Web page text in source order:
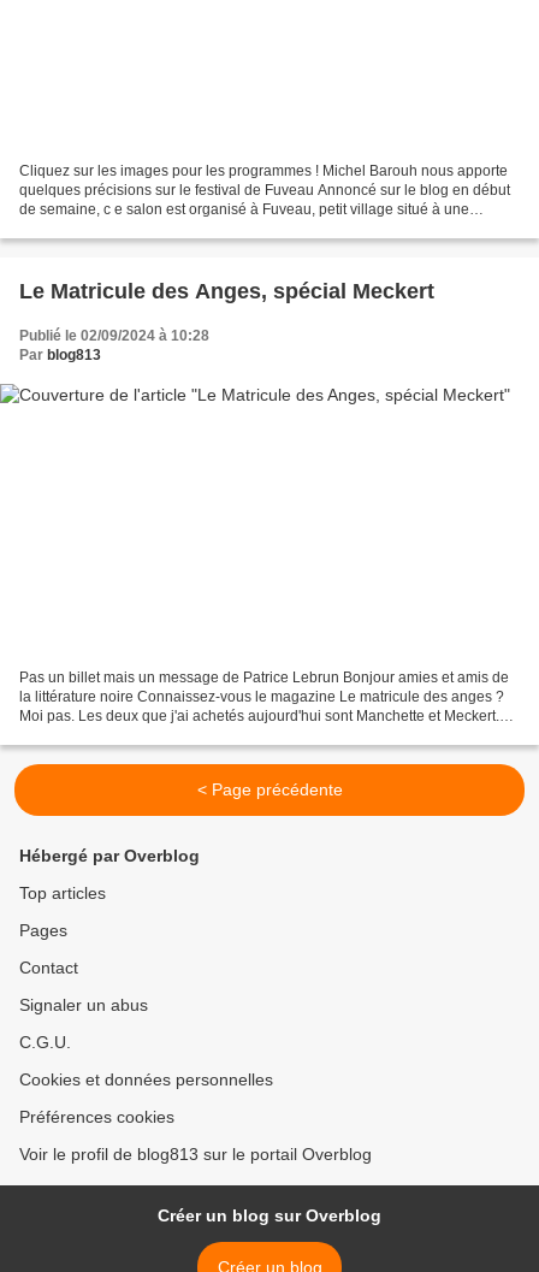
Cliquez sur les images pour les programmes ! Michel Barouh nous apporte
quelques précisions sur le festival de Fuveau Annoncé sur le blog en début
de semaine, c e salon est organisé à Fuveau, petit village situé à une
Le Matricule des Anges, spécial Meckert
Publié le 02/09/2024 à 10:28
Par blog813
Pas un billet mais un message de Patrice Lebrun Bonjour amies et amis de
la littérature noire Connaissez-vous le magazine Le matricule des anges ?
Moi pas. Les deux que j'ai achetés aujourd'hui sont Manchette et Meckert.
< Page précédente
Hébergé par Overblog
Top articles
Pages
Contact
Signaler un abus
C.G.U.
Cookies et données personnelles
Préférences cookies
Voir le profil de blog813 sur le portail Overblog
Créer un blog sur Overblog
Créer un blog